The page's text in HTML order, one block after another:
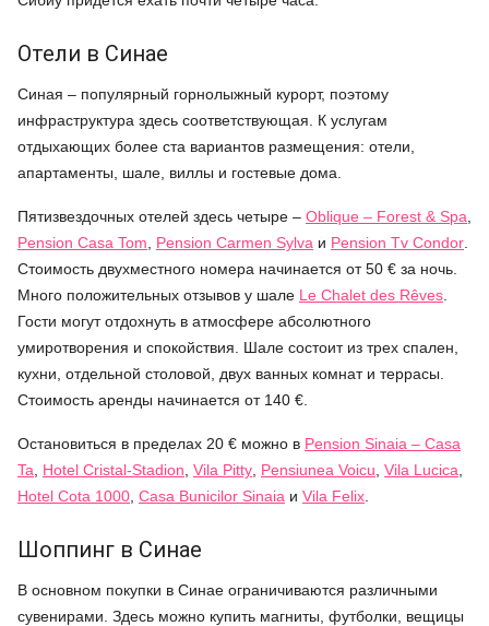
Отели в Синае
Синая – популярный горнолыжный курорт, поэтому
инфраструктура здесь соответствующая. К услугам
отдыхающих более ста вариантов размещения: отели,
апартаменты, шале, виллы и гостевые дома.
Пятизвездочных отелей здесь четыре – Oblique – Forest & Spa
Pension Casa Tom
Pension Carmen Sylva и Pension Tv Condor
Стоимость двухместного номера начинается от 50 € за ночь.
Много положительных отзывов у шале Le Chalet des Rêves
Гости могут отдохнуть в атмосфере абсолютного
умиротворения и спокойствия. Шале состоит из трех спален,
кухни, отдельной столовой, двух ванных комнат и террасы.
Стоимость аренды начинается от 140 €.
Остановиться в пределах 20 € можно в Pension Sinaia – Casa
Ta
Hotel Cristal-Stadion Vila Pitty Pensiunea Voicu Vila Lucica
Hotel Cota 1000 Casa Bunicilor Sinaia и Vila Felix
Шоппинг в Синае
В основном покупки в Синае ограничиваются различными
сувенирами. Здесь можно купить магниты, футболки, вещицы